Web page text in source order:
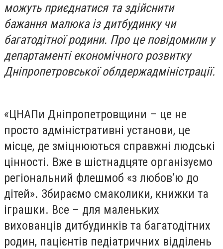
можуть приєднатися та здійснити
бажання малюка із дитбудинку чи
багатодітної родини. Про це повідомили у
департаменті економічного розвитку
Дніпропетровської облдержадміністрації.
«ЦНАПи Дніпропетровщини – це не
просто адміністративні установи, це
місце, де зміцнюються справжні людські
цінності. Вже в шістнадцяте організуємо
регіональний флешмоб «з любов’ю до
дітей». Збираємо смаколики, книжки та
іграшки. Все – для маленьких
вихованців дитбудинків та багатодітних
родин, пацієнтів педіатричних відділень